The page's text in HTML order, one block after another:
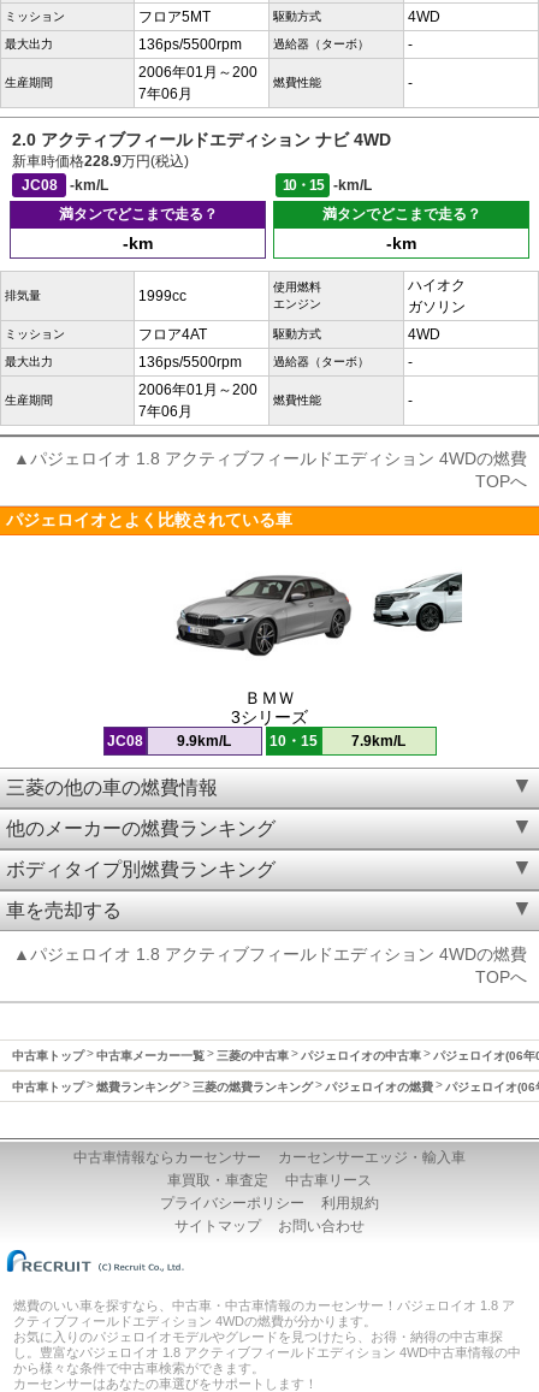
ミッション フロア5MT 駆動方式 4WD
最大出力 136ps/5500rpm 過給器（ターボ） -
生産期間
2006年01月～200
7年06月
燃費性能 -
2.0 アクティブフィールドエディション ナビ 4WD
新車時価格228.9万円(税込)
JC08
-km/L 10・15
-km/L
満タンでどこまで走る？
-km
満タンでどこまで走る？
-km
排気量 1999cc
使用燃料
エンジン
ハイオク
ガソリン
ミッション フロア4AT 駆動方式 4WD
最大出力 136ps/5500rpm 過給器（ターボ） -
生産期間
2006年01月～200
7年06月
燃費性能 -
▲パジェロイオ 1.8 アクティブフィールドエディション 4WDの燃費
TOPへ
パジェロイオとよく比較されている車
ＢＭＷ
3シリーズ
JC08 9.9km/L 10・15 7.9km/L
三菱の他の車の燃費情報
他のメーカーの燃費ランキング
ボディタイプ別燃費ランキング
車を売却する
▲パジェロイオ 1.8 アクティブフィールドエディション 4WDの燃費
TOPへ
中古車トップ 中古車メーカー一覧 三菱の中古車 パジェロイオの中古車 パジェロイオ(06
中古車トップ 燃費ランキング 三菱の燃費ランキング パジェロイオの燃費 パジェロイオ
中古車情報ならカーセンサー
カーセンサーエッジ・輸入車
車買取・車査定
中古車リース
プライバシーポリシー
利用規約
サイトマップ
お問い合わせ
燃費のいい車を探すなら、中古車・中古車情報のカーセンサー！パジェロイオ 1.8 ア
クティブフィールドエディション 4WDの燃費が分かります。
お気に入りのパジェロイオモデルやグレードを見つけたら、お得・納得の中古車探
し。豊富なパジェロイオ 1.8 アクティブフィールドエディション 4WD中古車情報の中
から様々な条件で中古車検索ができます。
カーセンサーはあなたの車選びをサポートします！